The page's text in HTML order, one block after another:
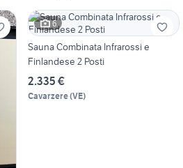
6
Sauna Combinata Infrarossi e
Finlandese 2 Posti
2.335 €
Cavarzere(VE)